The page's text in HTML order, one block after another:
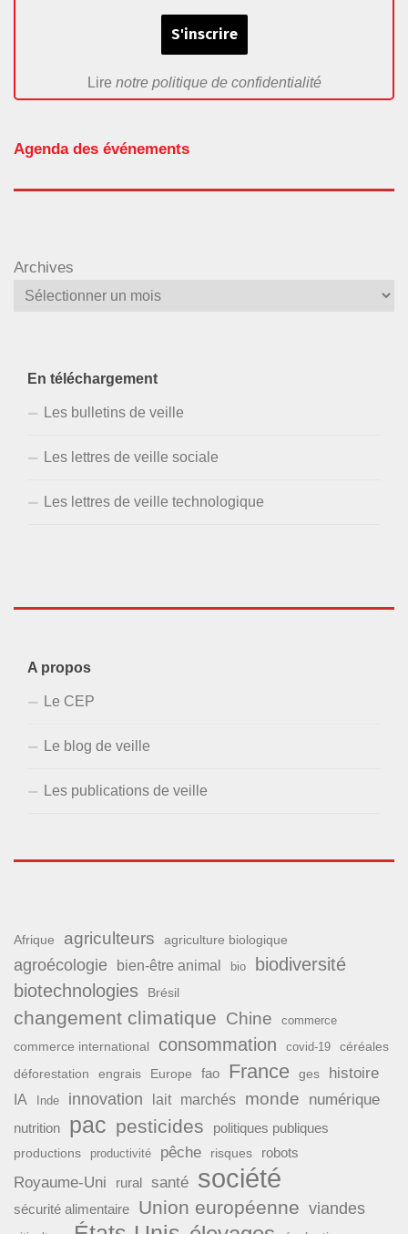
Lire notre politique de confidentialité
Agenda des événements
Archives
En téléchargement
Les bulletins de veille
Les lettres de veille sociale
Les lettres de veille technologique
A propos
Le CEP
Le blog de veille
Les publications de veille
Afrique agriculteurs agriculture biologique
agroécologie bien-être animal bio
biodiversité
biotechnologies
Brésil
changement climatique Chine commerce
commerce international consommation covid-19 céréales
déforestation engrais Europe fao France ges histoire
IA Inde innovation lait marchés monde numérique
nutrition pac pesticides politiques publiques
productions productivité pêche risques robots
Royaume-Uni rural santé société
sécurité alimentaire Union européenne viandes